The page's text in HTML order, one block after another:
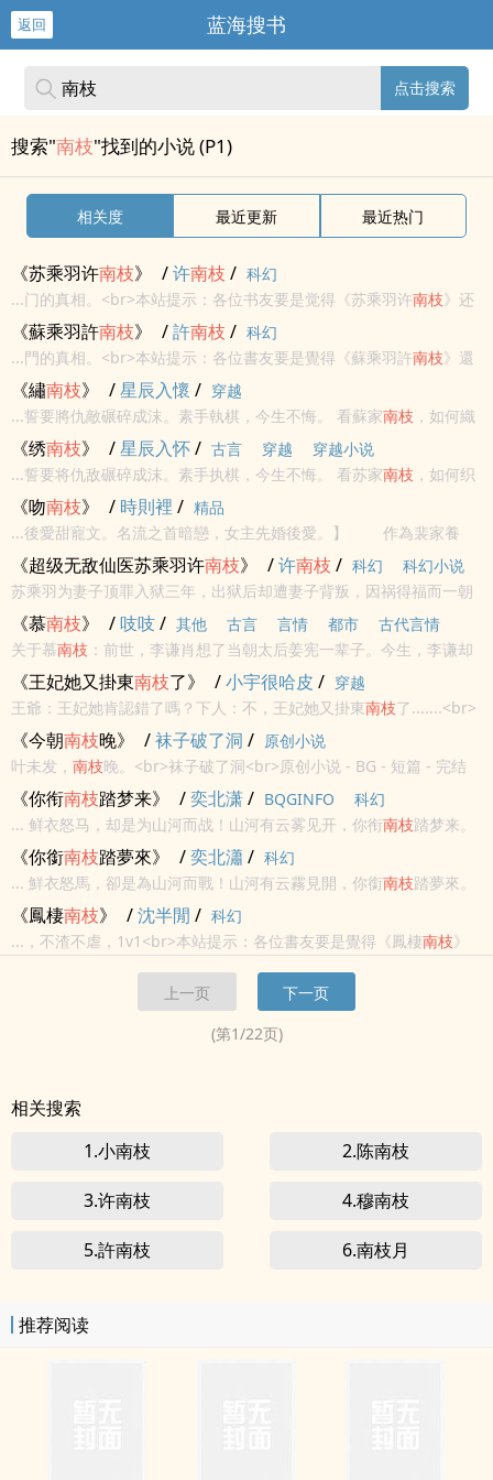
返回 蓝海搜书
点击搜索
搜索"南枝"找到的小说 (P1)
相关度 最近更新 最近热门
《苏乘羽许南枝》 /许南枝 / 科幻
...门的真相。<br>本站提示：各位书友要是觉得《苏乘羽许南枝》还
不错的话请不要忘记向您QQ群和微博里的朋友推荐哦！
《蘇乘羽許南枝》 /許南枝 / 科幻
...門的真相。<br>本站提示：各位書友要是覺得《蘇乘羽許南枝》還
不錯的話請不要忘記向您QQ群和微博裡的朋友推薦哦！
《繡南枝》 /星辰入懷 / 穿越
...誓要將仇敵碾碎成沫。素手執棋，今生不悔。 看蘇家南枝 ，如何織
錦繡，繡江山……<br>本站提示：各位書友要是覺得《繡
錯的話請不要忘記向您QQ群和微博裡的朋友推薦哦！
《绣南枝》 /星辰入怀/ 古言 穿越
穿越小说
...誓要将仇敌碾碎成沫。素手执棋，今生不悔。 看苏家南枝 ，如何织
锦绣，绣江山……<br>本站提示：各位书友要是觉得《绣
错的话请不要忘记向您QQ群和微博里的朋友推荐哦！
《吻南枝》 / 時則裡 / 精品
...後愛甜寵文。名流之首暗戀，女主先婚後愛。】 作為裴家養
女，面臨家裡突然安排的聯姻， 裴 南枝想方設法要取消婚約，沒
能成功 在閨蜜的慫恿下，將主意打到閨蜜哥哥臨城首富顧氏家主
身上
《超级无敌仙医苏乘羽许南枝》 /许南枝 / 科幻
科幻小说
苏乘羽为妻子顶罪入狱三年，出狱后却遭妻子背叛，因祸得福而一朝
入道，踏入修仙者的世界。仙术古武，轻易拿捏，炼丹画符，治病救
人，信手拈来！苏乘羽在红尘都市中疯狂装逼，誓要查出二十六年
前，苏家一百二...
《慕南枝》 /吱吱/ 其他 古言 言情 都市
古代言情
关于慕南枝 ：前世，李谦肖想了当朝太后姜宪一辈子。今生，李谦却
觉得千里相思不如软玉在怀，把嘉南郡主姜宪先抢了再说……免费精彩
在线：「po1⒏υip」
《王妃她又掛東南枝了》 /小宇很哈皮 / 穿越
王爺：王妃她肯認錯了嗎？下人：不，王妃她又掛東南枝了.......<br>
本站提示：各位書友要是覺得《王妃她又掛東南枝
不要忘記向您QQ群和微博裡的朋友推薦哦！
《今朝南枝晚》 /袜子破了洞 / 原创小说
叶未发， 南枝晚。<br>袜子破了洞<br>原创小说 - BG - 短篇 - 完结
<br>古代 - HE - 强强<br>再一次的人生。<br>家国乱局，兵临城
下，那都不是关隘，问题根本不在他，是他的妻子，她如何选择？
<br>
《你衔南枝踏梦来》 /奕北潇/ BQGINFO
科幻
... 鲜衣怒马，却是为山河而战！山河有云雾见开，你衔南枝踏梦来。
终有一天，我要轻舟载酒，菱歌泛夜，与你共赏这山河多娇！<br>本
站提示：各位书友要是觉得《你衔南枝踏梦来》还不错的话请不...
《你銜南枝踏夢來》 /奕北瀟 / 科幻
... 鮮衣怒馬，卻是為山河而戰！山河有云霧見開，你銜南枝踏夢來。
終有一天，我要輕舟載酒，菱歌泛夜，與你共賞這山河多嬌！<br>本
站提示：各位書友要是覺得《你銜 南枝踏夢來》還不錯的話請不...
《鳳棲南枝》 /沈半閒 / 科幻
...，不渣不虐，1v1<br>本站提示：各位書友要是覺得《鳳棲南枝》
還不錯的話請不要忘記向您QQ群和微博裡的朋友推薦哦！
上一页
下一页
(第1/22页)
相关搜索
1.小南枝
2.陈南枝
3.许南枝 4.穆南枝
5.許南枝 6.南枝月
推荐阅读